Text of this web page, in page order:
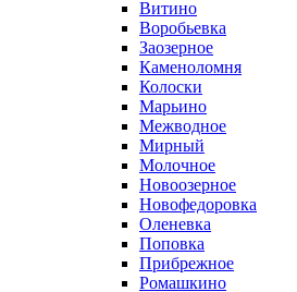
Витино
Воробьевка
Заозерное
Каменоломня
Колоски
Марьино
Межводное
Мирный
Молочное
Новоозерное
Новофедоровка
Оленевка
Поповка
Прибрежное
Ромашкино